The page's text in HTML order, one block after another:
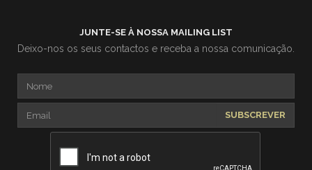
JUNTE-SE À NOSSA MAILING LIST
Deixo-nos os seus contactos e receba a nossa comunicação.
SUBSCREVER